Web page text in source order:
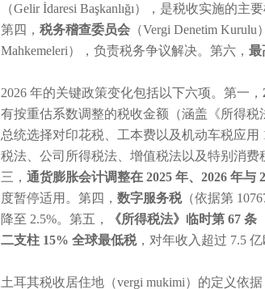
（Gelir İdaresi Başkanlığı），是税收实施的主
第四， 税务稽查委员会 （Vergi Denetim
Mahkemeleri），负责税务争议解决。第六， 最
2026 年的关键政策变化包括以下六项。第一，
有按重估系数调整的税收金额（涵盖《所得税
总统选择对印花税、工本费以及机动车税应用
税法、公司所得税法、增值税法以及特别消
三， 通货膨胀会计调整在 2025 年、2026 年与
度暂停适用。第四， 数字服务税（依据第
降至 2.5%。第五，
《所得税法》临时第 67
二支柱 15% 全球最低税，对年收入超过 7.5
土耳其税收居住地（vergi mukimi）的定义依